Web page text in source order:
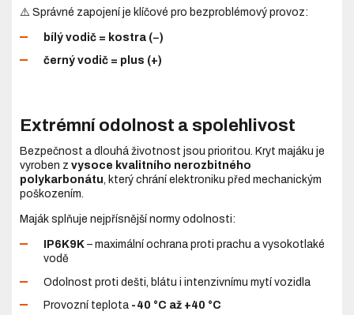
⚠️ Správné zapojení je klíčové pro bezproblémový provoz:
bílý vodič = kostra (−)
černý vodič = plus (+)
Extrémní odolnost a spolehlivost
Bezpečnost a dlouhá životnost jsou prioritou. Kryt majáku je
vyroben zvysoce kvalitního nerozbitného
polykarbonátu, který chrání elektroniku před mechanickým
poškozením.
Maják splňuje nejpřísnější normy odolnosti:
IP6K9K – maximální ochrana proti prachu a vysokotlaké
vodě
Odolnost proti dešti, blátu i intenzivnímu mytí vozidla
Provozní teplota -40 °C až +40 °C